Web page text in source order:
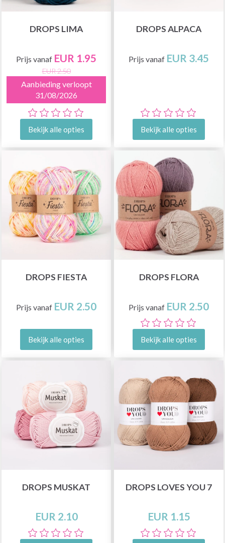
DROPS LIMA
Prijs vanaf EUR 1.95
EUR 2.50
Aanbieding verloopt
31/08/2026
Bekijk alle opties
DROPS ALPACA
Prijs vanaf EUR 3.45
Bekijk alle opties
DROPS FIESTA
Prijs vanaf EUR 2.50
Bekijk alle opties
DROPS FLORA
Prijs vanaf EUR 2.50
Bekijk alle opties
DROPS MUSKAT
EUR 2.10
DROPS LOVES YOU 7
EUR 1.15